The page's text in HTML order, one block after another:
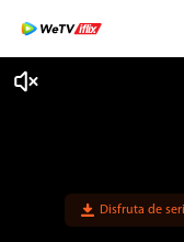
Disfruta de